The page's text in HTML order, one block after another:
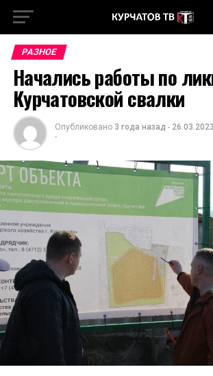
РАЗНОЕ
Начались работы по
Курчатовской свалки
Опубликовано 3 года назад - 26.03.2023
-